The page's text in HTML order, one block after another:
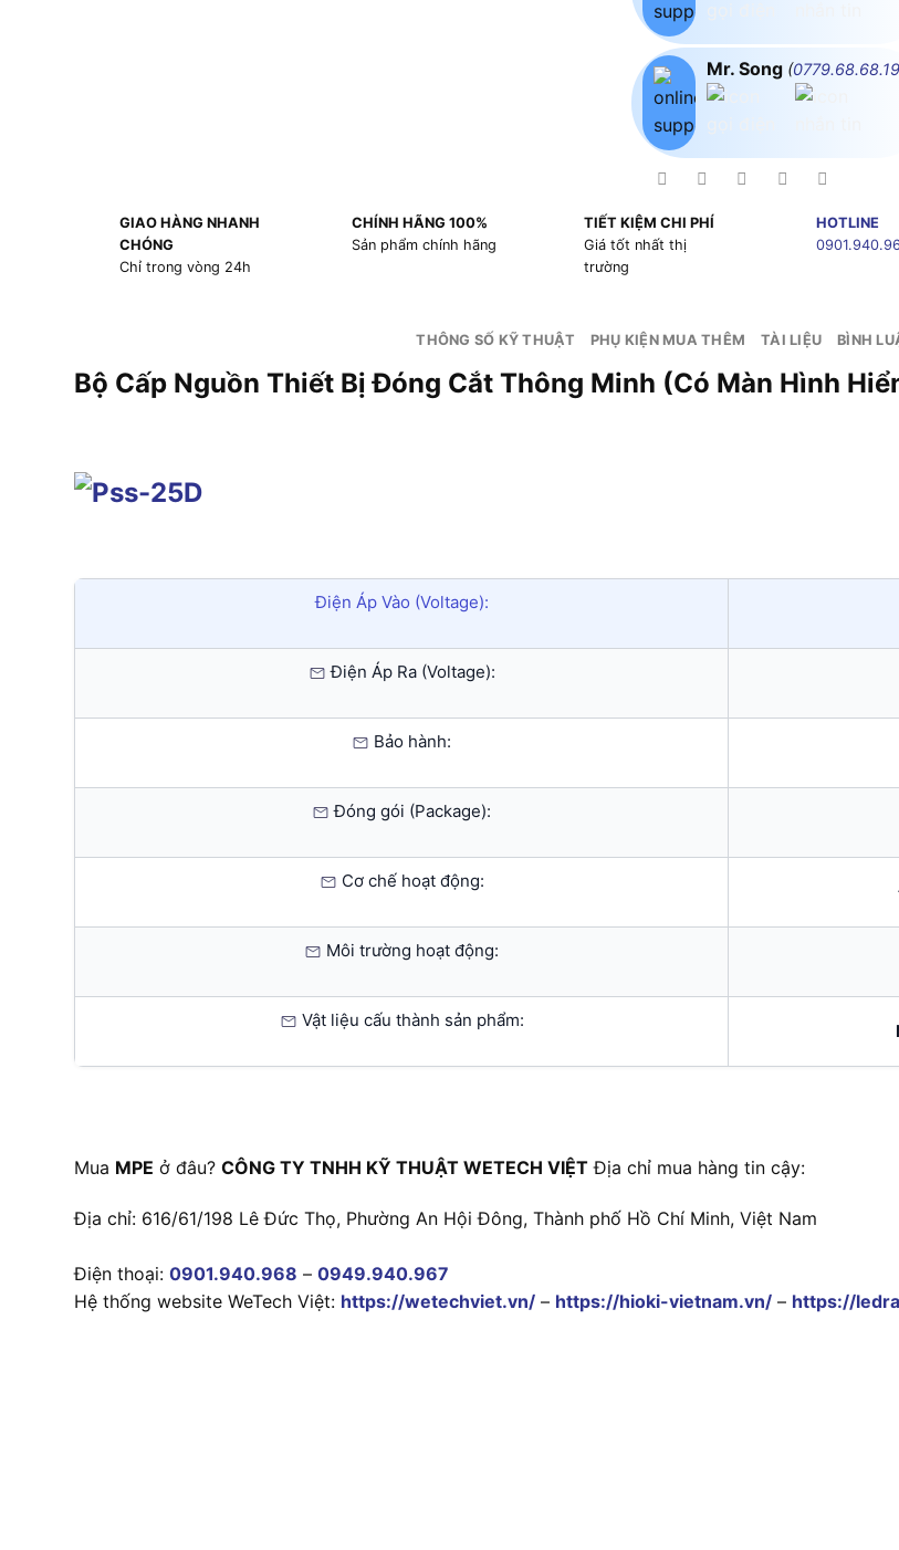
Mr. Song (0779.68.68.19
GIAO HÀNG NHANH
CHÓNG
Chỉ trong vòng 24h
CHÍNH HÃNG 100%
Sản phẩm chính hãng
TIẾT KIỆM CHI PHÍ
Giá tốt nhất thị
trường
HOTLINE
THÔNG SỐ KỸ THUẬT PHỤ KIỆN MUA THÊM TÀI LIỆU BÌNH
Bộ Cấp Nguồn Thiết Bị Đóng Cắt Thông Minh (Có
Điện Áp Vào (Voltage):
Điện Áp Ra (Voltage):
Bảo hành:
Đóng gói (Package):
Cơ chế hoạt động:
Môi trường hoạt động:
Vật liệu cấu thành sản phẩm:
Mua MPE ở đâu? CÔNG TY TNHH KỸ THUẬT WETECH VIỆT Địa chỉ mua hàng tin cậy:
Địa chỉ: 616/61/198 Lê Đức Thọ, Phường An Hội Đông, Thành phố Hồ Chí Minh, Việt Nam
Điện thoại: 0901.940.968 – 0949.940.967
Hệ thống website WeTech Việt: https://wetechviet.vn/ – https://hioki-vietnam.vn/ – https://